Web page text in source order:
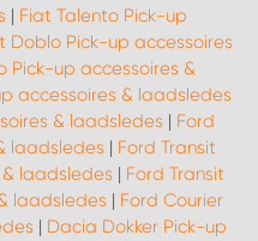
| Fiat Talento Pick-up
Doblo Pick-up accessoires
Pick-up accessoires &
accessoires & laadsledes
& laadsledes | Ford
laadsledes | Ford Transit
laadsledes | Ford Transit
laadsledes | Ford Courier
| Dacia Dokker Pick-up